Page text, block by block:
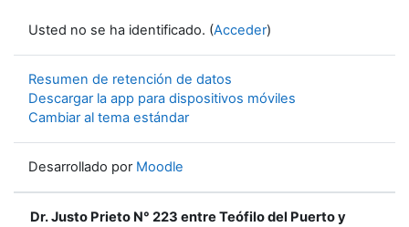
Usted no se ha identificado. (Acceder)
Resumen de retención de datos
Descargar la app para dispositivos móviles
Cambiar al tema estándar
Desarrollado por Moodle
Dr. Justo Prieto N° 223 entre Teófilo del Puerto y